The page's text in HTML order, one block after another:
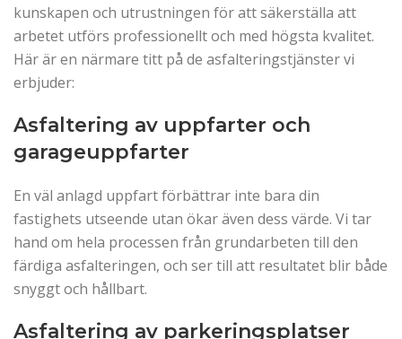
kunskapen och utrustningen för att säkerställa att
arbetet utförs professionellt och med högsta kvalitet.
Här är en närmare titt på de asfalteringstjänster vi
erbjuder:
Asfaltering av uppfarter och
garageuppfarter
En väl anlagd uppfart förbättrar inte bara din
fastighets utseende utan ökar även dess värde. Vi tar
hand om hela processen från grundarbeten till den
färdiga asfalteringen, och ser till att resultatet blir både
snyggt och hållbart.
Asfaltering av parkeringsplatser